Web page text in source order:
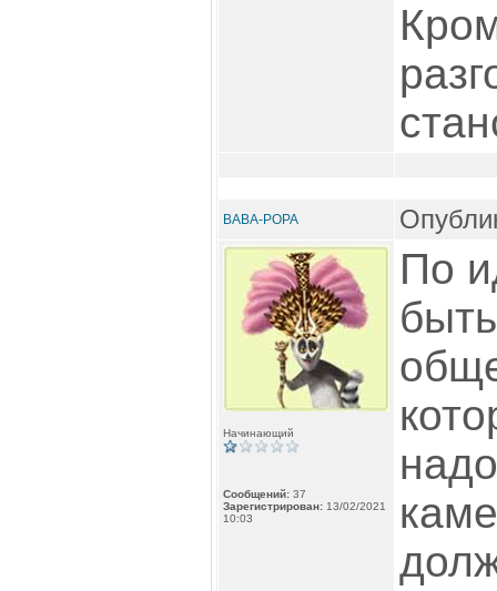
BABA-POPA
Начинающий
Сообщений: 37
Зарегистрирован: 13/02/2021
10:03
По